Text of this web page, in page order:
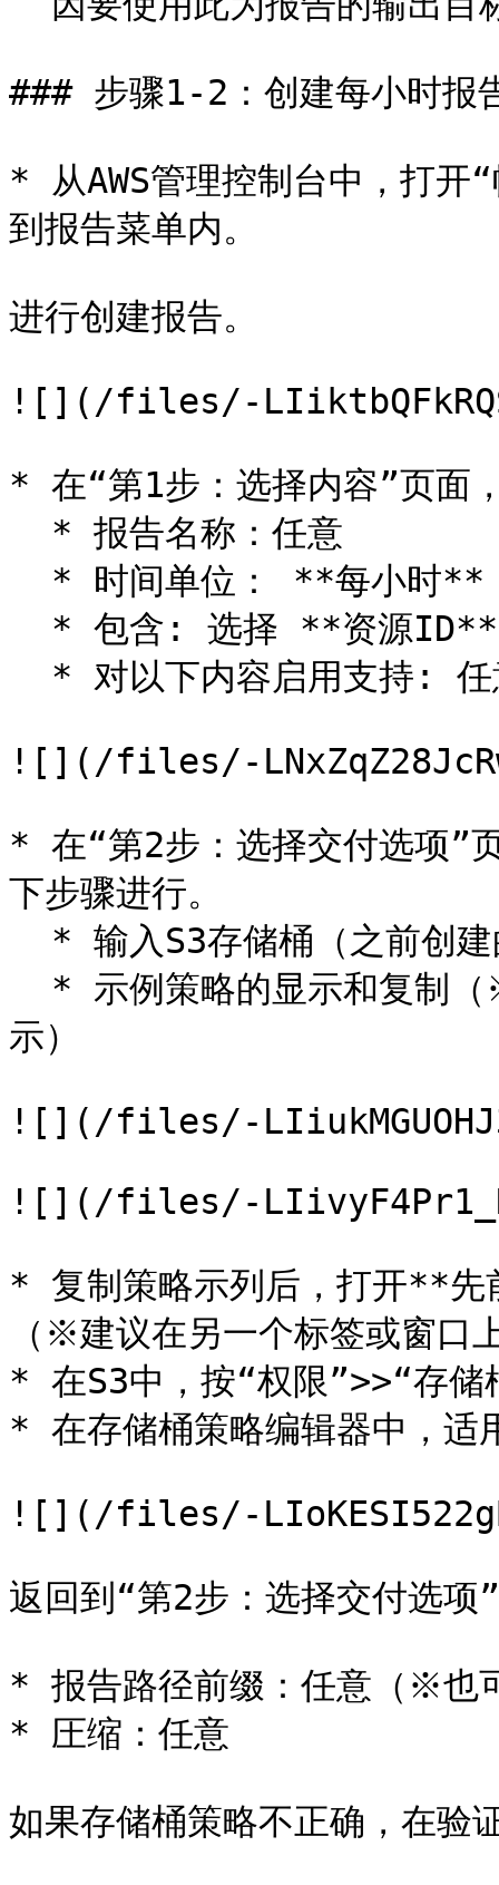
### 步骤1-2：创建每小时报
* 从AWS管理控制台中，打开
到报告菜单内。
进行创建报告。
![](/files/-
* 在“第1步：选择内容”页面
![](/files/-
* 在“第2步：选择交付选项”
下步骤进行。
示）
![](/files/-
![](/files/-
* 复制策略示列后，打开**先
（※建议在另一个标签或窗口
* 在S3中，按“权限”>>“存储
* 在存储桶策略编辑器中，适
![](/files/-
返回到“第2步：选择交付选项
* 报告路径前缀：任意（※也
* 圧缩：任意
如果存储桶策略不正确，在验